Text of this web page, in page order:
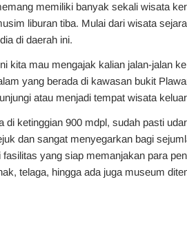
memiliki banyak sekali wisata
liburan tiba. Mulai dari wisata
di daerah ini.
kita mau mengajak kalian jalan-jalan
yang berada di kawasan bukit
atau menjadi tempat wisata
di ketinggian 900 mdpl, sudah pasti
dan sangat menyegarkan bagi
yang siap memanjakan para
telaga, hingga ada juga museum